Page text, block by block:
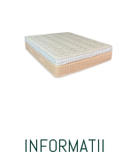
INFORMATII